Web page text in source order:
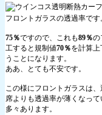
フロントガラスの透過率です
75％ですので、これも89％の
工すると規制値70％を計算上
うことになります。
ああ、とても不安です。
この様にフロントガラスは
席よりも透過率が薄くなっ
多々あります。